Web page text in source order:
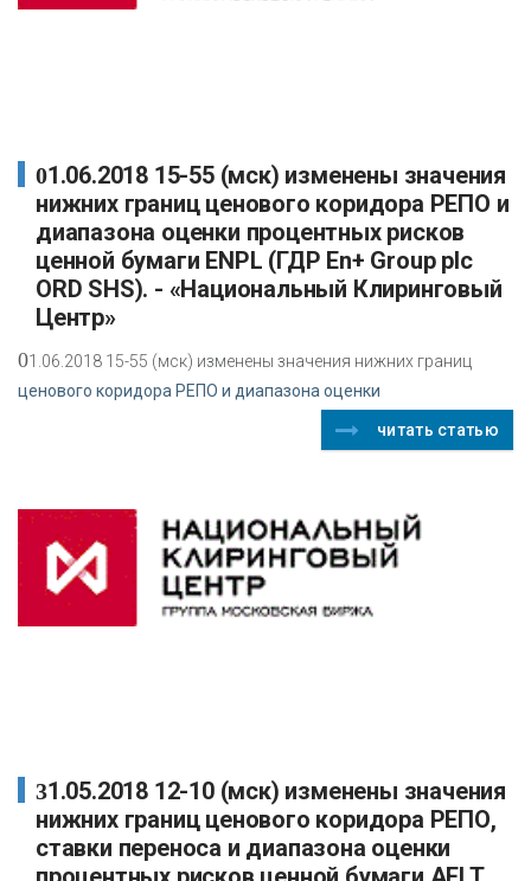
01.06.2018 15-55 (мск) изменены значения
нижних границ ценового коридора РЕПО и
диапазона оценки процентных рисков
ценной бумаги ENPL (ГДР En+ Group plc
ORD SHS). - «Национальный Клиринговый
Центр»
01.06.2018 15-55 (мск) изменены значения нижних границ
ценового коридора РЕПО и диапазона оценки
читать статью
31.05.2018 12-10 (мск) изменены значения
нижних границ ценового коридора РЕПО,
ставки переноса и диапазона оценки